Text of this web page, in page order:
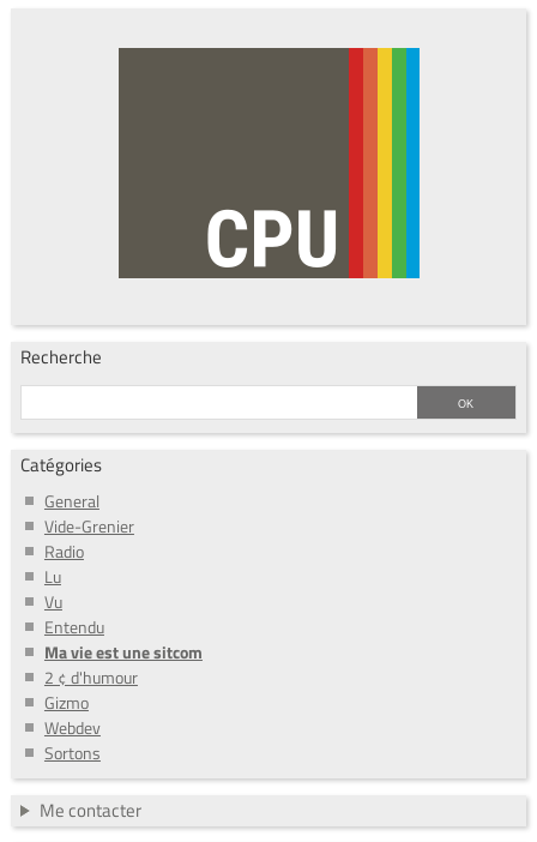
Recherche
Catégories
General
Vide-Grenier
Radio
Lu
Vu
Entendu
Ma vie est une sitcom
2 ¢ d'humour
Gizmo
Webdev
Sortons
Me contacter